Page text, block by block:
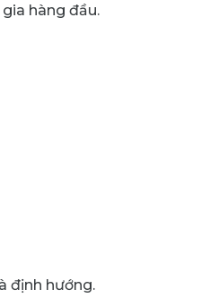
hàng đầu.
định hướng.